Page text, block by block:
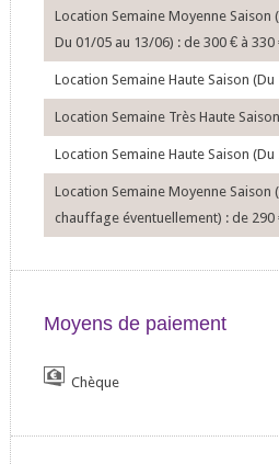
Location Semaine Moyenne
Du 01/05 au 13/06) : de 300 €à 330
Location Semaine Haute Saison
Location Semaine Très Haute
Location Semaine Haute Saison
Location Semaine Moyenne Saison
chauffage éventuellement) : de 290
Moyens de paiement
Chèque